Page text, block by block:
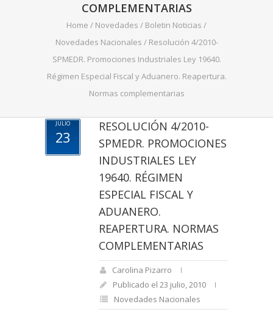
COMPLEMENTARIAS
Home / Novedades / Boletin Noticias /
Novedades Nacionales / Resolución 4/2010-
SPMEDR. Promociones Industriales Ley 19640.
Régimen Especial Fiscal y Aduanero. Reapertura.
Normas complementarias
JULIO
23
RESOLUCIÓN 4/2010-
SPMEDR. PROMOCIONES
INDUSTRIALES LEY
19640. RÉGIMEN
ESPECIAL FISCAL Y
ADUANERO.
REAPERTURA. NORMAS
COMPLEMENTARIAS
Carolina Pizarro
Publicado el 23 julio, 2010
Novedades Nacionales